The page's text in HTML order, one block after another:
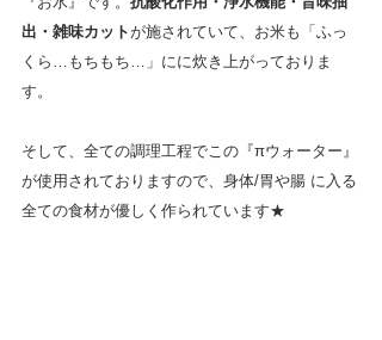
出・雑味カットが施されていて、お米も「ふっ
くら…もちもち…」にに炊き上がっておりま
す。
そして、全ての調理工程でこの『πウォーター』
が使用されておりますので、身体/胃や腸 に入る
全ての食材が優しく作られています★